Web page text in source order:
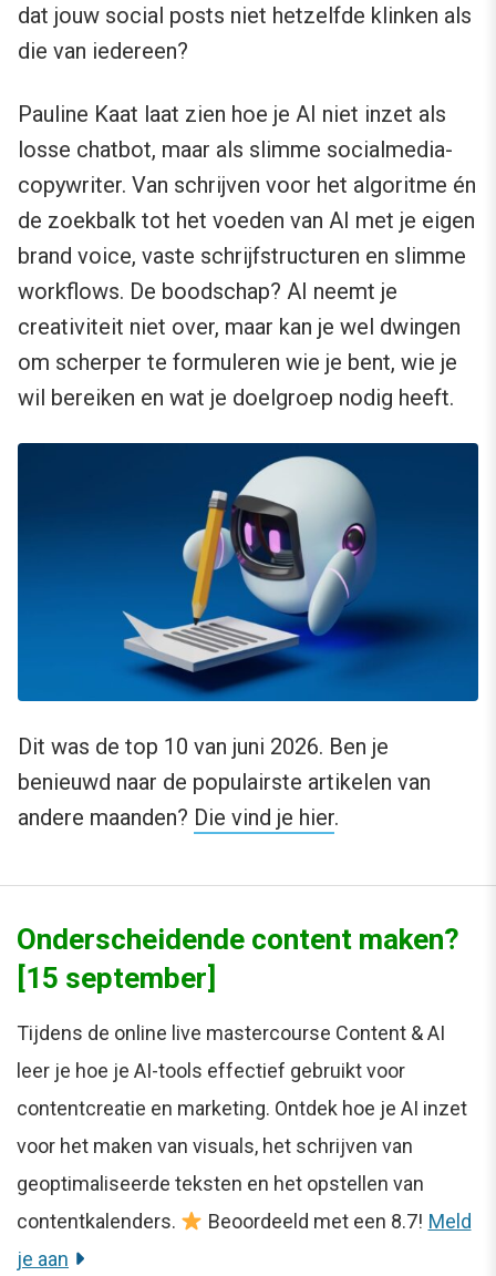
dat jouw social posts niet hetzelfde klinken als
die van iedereen?
Pauline Kaat laat zien hoe je AI niet inzet als
losse chatbot, maar als slimme socialmedia-
copywriter. Van schrijven voor het algoritme én
de zoekbalk tot het voeden van AI met je eigen
brand voice, vaste schrijfstructuren en slimme
workflows. De boodschap? AI neemt je
creativiteit niet over, maar kan je wel dwingen
om scherper te formuleren wie je bent, wie je
wil bereiken en wat je doelgroep nodig heeft.
Dit was de top 10 van juni 2026. Ben je
benieuwd naar de populairste artikelen van
andere maanden? Die vind je hier.
Onderscheidende content maken?
[15 september]
Tijdens de online live mastercourse Content & AI
leer je hoe je AI-tools effectief gebruikt voor
contentcreatie en marketing. Ontdek hoe je AI inzet
voor het maken van visuals, het schrijven van
geoptimaliseerde teksten en het opstellen van
contentkalenders.
Beoordeeld met een 8.7! Meld
je aan